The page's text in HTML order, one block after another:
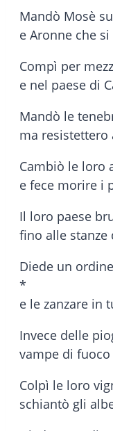
Mandò Mosè
e Aronne che
Compì per
e nel paese di
Mandò le
ma resistettero
Cambiò le loro
e fece morire i
Il loro paese
fino alle stanze
Diede un
*
e le zanzare in
Invece delle
vampe di
Colpì le loro
schiantò gli